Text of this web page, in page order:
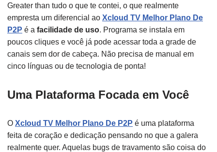
Greater than tudo o que te contei, o que realmente
empresta um diferencial ao Xcloud TV Melhor Plano De
P2P é a facilidade de uso. Programa se instala em
poucos cliques e você já pode acessar toda a grade de
canais sem dor de cabeça. Não precisa de manual em
cinco línguas ou de tecnologia de ponta!
Uma Plataforma Focada em Você
O Xcloud TV Melhor Plano De P2P é uma plataforma
feita de coração e dedicação pensando no que a galera
realmente quer. Aquelas bugs de travamento são coisa do